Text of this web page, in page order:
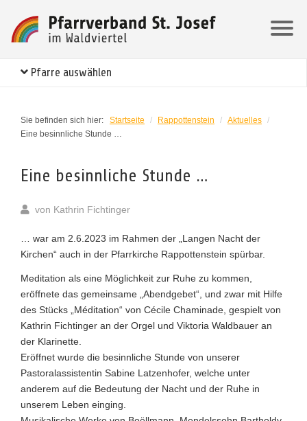
Pfarre auswählen
Sie befinden sich hier: Startseite / Rappottenstein / Aktuelles
/
Eine besinnliche Stunde …
Eine besinnliche Stunde …
von Kathrin Fichtinger
… war am 2.6.2023 im Rahmen der „Langen Nacht der
Kirchen“ auch in der Pfarrkirche Rappottenstein spürbar.
Meditation als eine Möglichkeit zur Ruhe zu kommen,
eröffnete das gemeinsame „Abendgebet“, und zwar mit Hilfe
des Stücks „Méditation“ von Cécile Chaminade, gespielt von
Kathrin Fichtinger an der Orgel und Viktoria Waldbauer an
der Klarinette.
Eröffnet wurde die besinnliche Stunde von unserer
Pastoralassistentin Sabine Latzenhofer, welche unter
anderem auf die Bedeutung der Nacht und der Ruhe in
unserem Leben einging.